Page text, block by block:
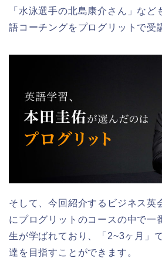
「水泳選手の北島康介さん」など
語コーチングをプログリットで受
そして、今回紹介するビジネス英
にプログリットのコースの中で一
生が学ばれており、「2~3ヶ月」
達を目指すことができます。